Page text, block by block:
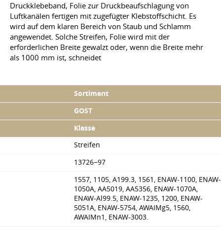
Druckklebeband, Folie zur Druckbeaufschlagung von
Luftkanälen fertigen mit zugefügter Klebstoffschicht. Es
wird auf dem klaren Bereich von Staub und Schlamm
angewendet. Solche Streifen, Folie wird mit der
erforderlichen Breite gewalzt oder, wenn die Breite mehr
als 1000 mm ist, schneidet
Sortiment
GOST
Klasse
Streifen
13726−97
1557, 1105, A199.3, 1561, ENAW-1100, ENAW-
1050A, AA5019, AA5356, ENAW-1070A,
ENAW-Al99.5, ENAW-1235, 1200, ENAW-
5051A, ENAW-5754, AWAIMg5, 1560,
AWAIMn1, ENAW-3003.